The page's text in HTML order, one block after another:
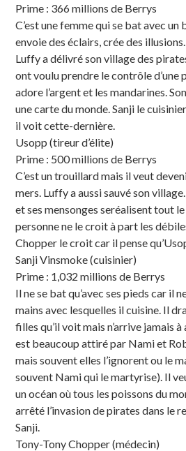
Prime : 366 millions de Berrys
C’est une femme qui se bat avec
envoie des éclairs, crée des
Luffy a délivré son village des
ont voulu prendre le contrôle d’une
adore l’argent et les mandarines.
une carte du monde. Sanji le
il voit cette-dernière.
Usopp (tireur d’élite)
Prime : 500 millions de Berrys
C’est un trouillard mais il veut
mers. Luffy a aussi sauvé son
et ses mensonges seréalisent tout
personne ne le croit à part les
Chopper le croit car il pense
Sanji Vinsmoke (cuisinier)
Prime : 1,032 millions de Berrys
Il ne se bat qu’avec ses pieds car il
mains avec lesquelles il cuisine. Il
filles qu’il voit mais n’arrive jamais
est beaucoup attiré par Nami et
mais souvent elles l’ignorent ou le
souvent Nami qui le martyrise). Il
un océan où tous les poissons du
arrêté l’invasion de pirates dans le
Sanji.
Tony-Tony Chopper (médecin)